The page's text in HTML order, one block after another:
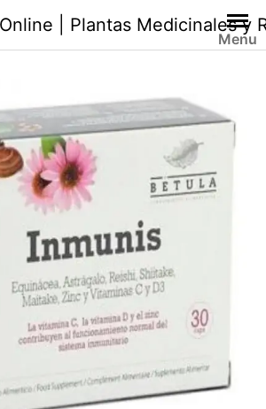
| Plantas Medicinales y
Menu